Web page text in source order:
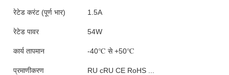
रेटेड करंट (पूर्ण भार) 1.5A
रेटेड पावर 54W
कार्य तापमान -40℃ से +50℃
प्रमाणीकरण RU cRU CE RoHS ...